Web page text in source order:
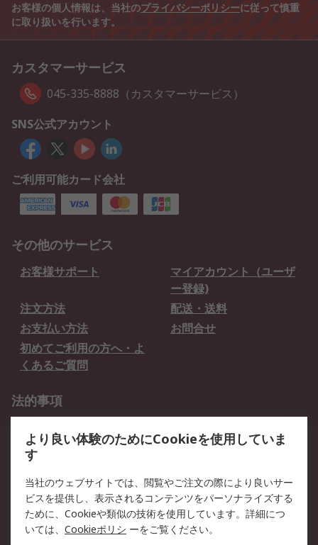
お客様の個人情報は、当社のプライバシーポリシーに従って慎重
に取り扱いを行います。
カスタマーサービス
045-335-8888（カスタマーサービス）
SNS公式アカウント
ご利用可能カード会社
その他のサービス
お客様サポート
マイアカウント（ユーザ
ー登録)
注文方法
配送・送料
お支払い方法
お問合せ
初めてご利用の方へ・よ
くあるご質問
法的事項
クッキーポリシー
RSについて
会社概要
採用情報
プレスリリース＆お知ら
コーポレートサイト
より良い体験のためにCookieを使用していま
す
当社のウェブサイトでは、閲覧やご注文の際により良いサー
ビスを提供し、表示されるコンテンツをパーソナライズする
ために、Cookieや類似の技術を使用しています。詳細につ
いては、 Cookieポリシ ーをご覧ください。